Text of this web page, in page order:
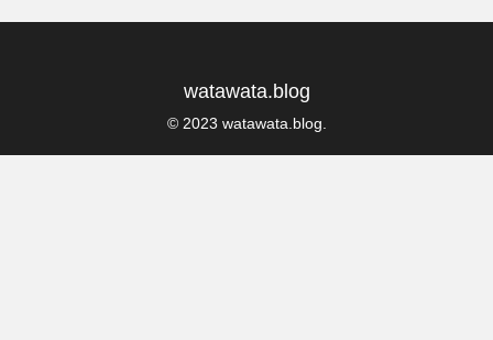
watawata.blog
© 2023 watawata.blog.